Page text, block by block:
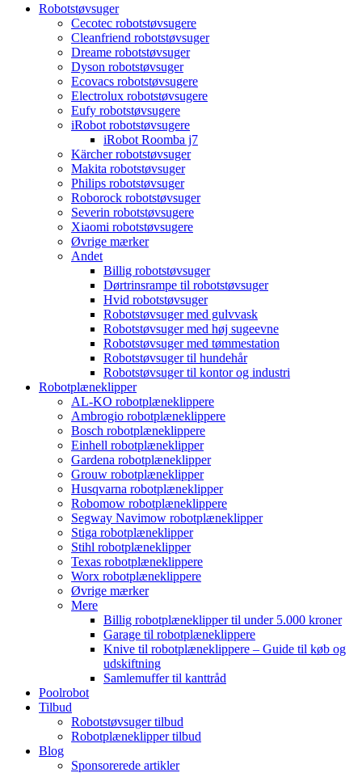
Robotstøvsuger
Cecotec robotstøvsugere
Cleanfriend robotstøvsuger
Dreame robotstøvsuger
Dyson robotstøvsuger
Ecovacs robotstøvsugere
Electrolux robotstøvsugere
Eufy robotstøvsugere
iRobot robotstøvsugere
iRobot Roomba j7
Kärcher robotstøvsuger
Makita robotstøvsuger
Philips robotstøvsuger
Roborock robotstøvsuger
Severin robotstøvsugere
Xiaomi robotstøvsugere
Øvrige mærker
Andet
Billig robotstøvsuger
Dørtrinsrampe til robotstøvsuger
Hvid robotstøvsuger
Robotstøvsuger med gulvvask
Robotstøvsuger med høj sugeevne
Robotstøvsuger med tømmestation
Robotstøvsuger til hundehår
Robotstøvsuger til kontor og industri
Robotplæneklipper
AL-KO robotplæneklippere
Ambrogio robotplæneklippere
Bosch robotplæneklippere
Einhell robotplæneklipper
Gardena robotplæneklipper
Grouw robotplæneklipper
Husqvarna robotplæneklipper
Robomow robotplæneklippere
Segway Navimow robotplæneklipper
Stiga robotplæneklipper
Stihl robotplæneklipper
Texas robotplæneklippere
Worx robotplæneklippere
Øvrige mærker
Mere
Billig robotplæneklipper til under 5.000 kroner
Garage til robotplæneklippere
Knive til robotplæneklippere – Guide til køb og
udskiftning
Samlemuffer til kanttråd
Poolrobot
Tilbud
Robotstøvsuger tilbud
Robotplæneklipper tilbud
Blog
Sponsorerede artikler